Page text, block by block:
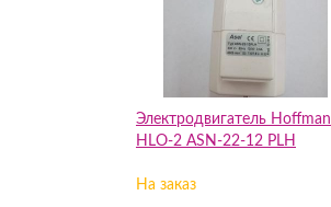
Электродвигатель Hoffman
HLO-2 ASN-22-12 PLH
На заказ